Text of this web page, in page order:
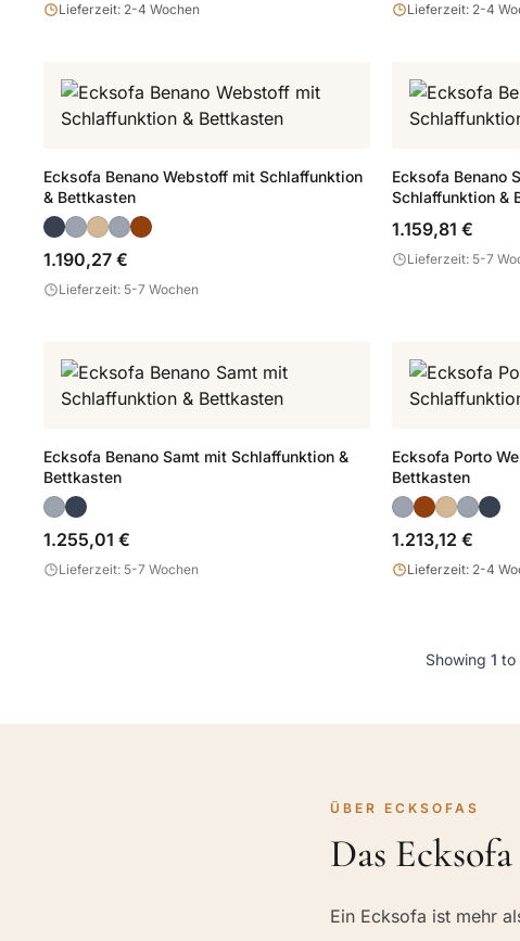
Lieferzeit: 2-4 Wochen Lieferzeit: 2-4
Ecksofa Benano Webstoff mit Schlaffunktion
& Bettkasten
1.190,27 €
Lieferzeit: 5-7 Wochen
Ecksofa Benano
Schlaffunktion &
1.159,81 €
Lieferzeit: 5-7
Ecksofa Benano Samt mit Schlaffunktion &
Bettkasten
1.255,01 €
Lieferzeit: 5-7 Wochen
Ecksofa Porto
Bettkasten
1.213,12 €
Lieferzeit: 2-4
Showing 1 to
ÜBER ECKSOFAS
Das
Ein Ecksofa ist mehr